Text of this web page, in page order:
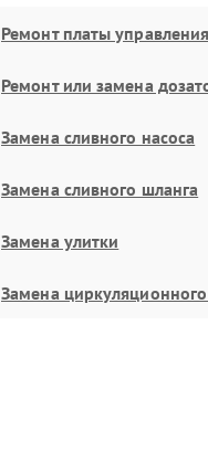
Ремонт платы
Ремонт или замена
Замена сливного насоса
Замена сливного шланга
Замена улитки
Замена